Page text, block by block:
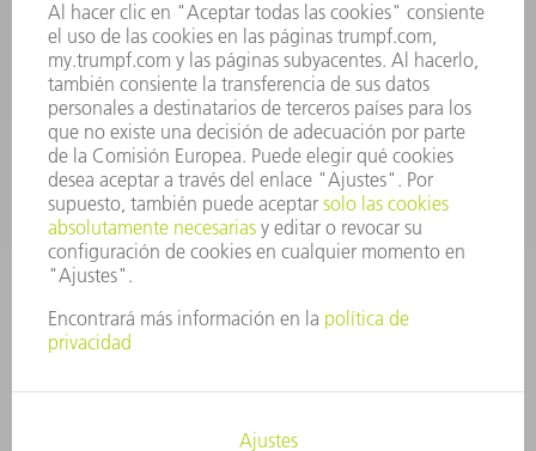
Viernes de 8h – 17h
repuestos@es.trumpf.com
CONTACTO
Departamento de Utillaje
+34 91 657 36 69
Lunes a Jueves de 8h – 18h
Viernes de 8h – 17h
utillaje@trumpf.com